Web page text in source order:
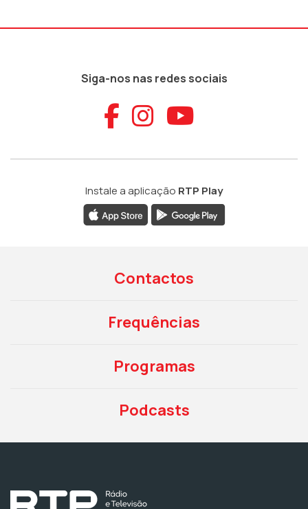
Siga-nos nas redes sociais
Aceder ao
Aceder ao
Aceder
Instale a aplicação RTP Play
Contactos
Frequências
Programas
Podcasts